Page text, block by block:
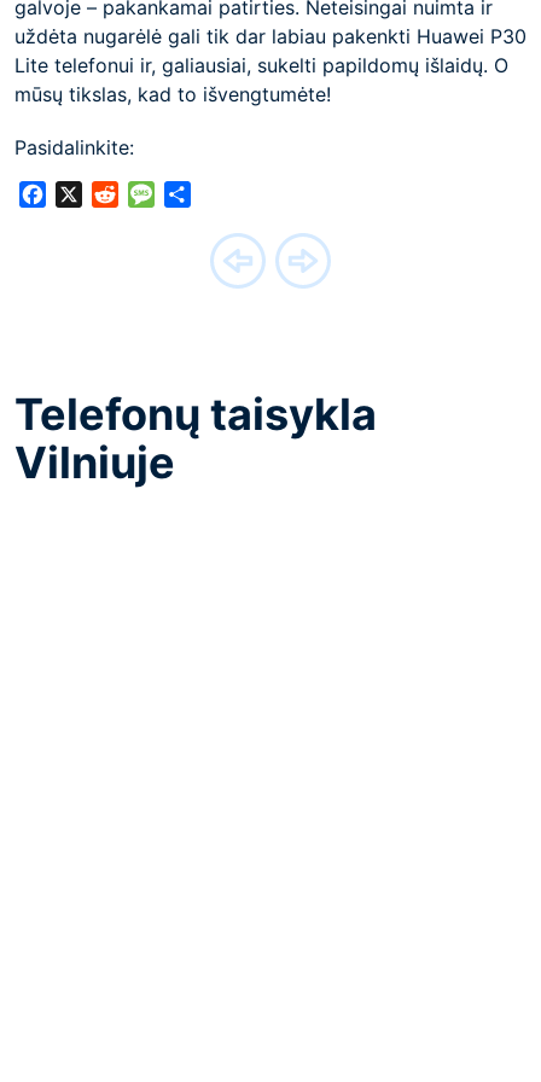
galvoje – pakankamai patirties. Neteisingai nuimta ir
uždėta nugarėlė gali tik dar labiau pakenkti Huawei P30
Lite telefonui ir, galiausiai, sukelti papildomų išlaidų. O
mūsų tikslas, kad to išvengtumėte!
Pasidalinkite:
FacebookRedditMessage
Telefonų taisykla
Vilniuje